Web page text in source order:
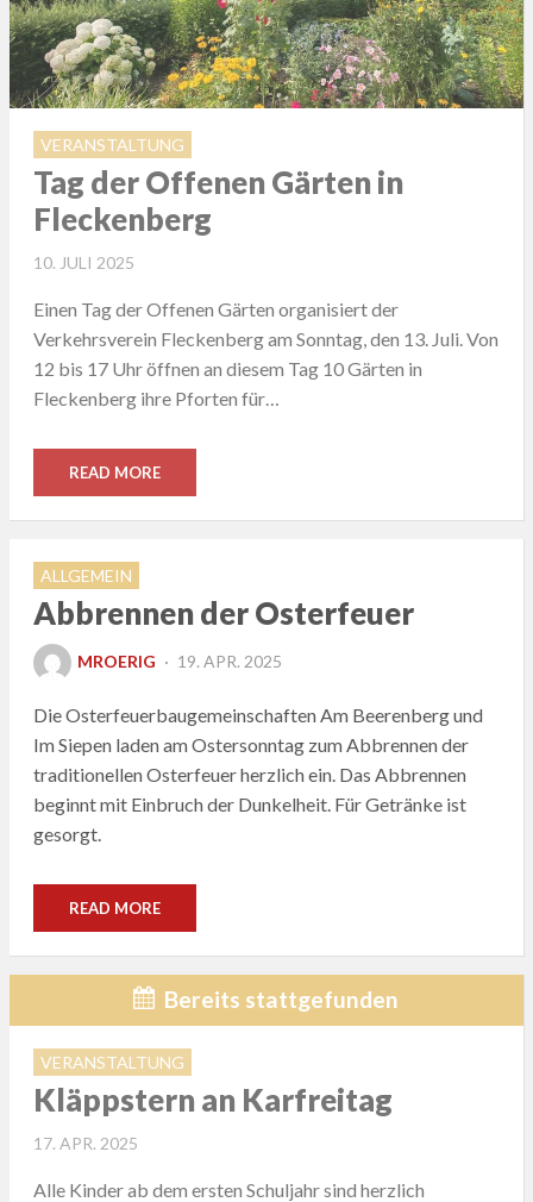
VERANSTALTUNG
Tag der Offenen Gärten in
Fleckenberg
POSTED
10. JULI 2025
Einen Tag der Offenen Gärten organisiert der
Verkehrsverein Fleckenberg am Sonntag, den 13. Juli. Von
12 bis 17 Uhr öffnen an diesem Tag 10 Gärten in
Fleckenberg ihre Pforten für…
READ MORE
ALLGEMEIN
Abbrennen der Osterfeuer
MROERIG
POSTED
19. APR. 2025
Die Osterfeuerbaugemeinschaften Am Beerenberg und
Im Siepen laden am Ostersonntag zum Abbrennen der
traditionellen Osterfeuer herzlich ein. Das Abbrennen
beginnt mit Einbruch der Dunkelheit. Für Getränke ist
gesorgt.
READ MORE
Bereits stattgefunden
VERANSTALTUNG
Kläppstern an Karfreitag
POSTED
17. APR. 2025
Alle Kinder ab dem ersten Schuljahr sind herzlich